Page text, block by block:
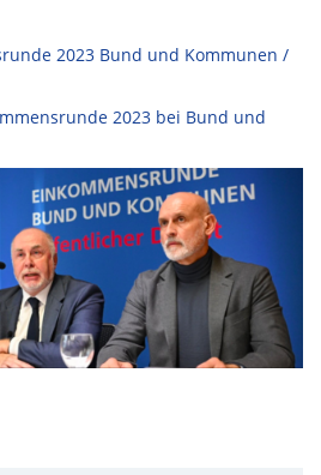
2023 Bund und Kommunen /
2023 bei Bund und